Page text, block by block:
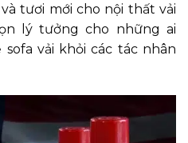
tươi mới cho nội thất vải
lý tưởng cho những ai
vải khỏi các tác nhân